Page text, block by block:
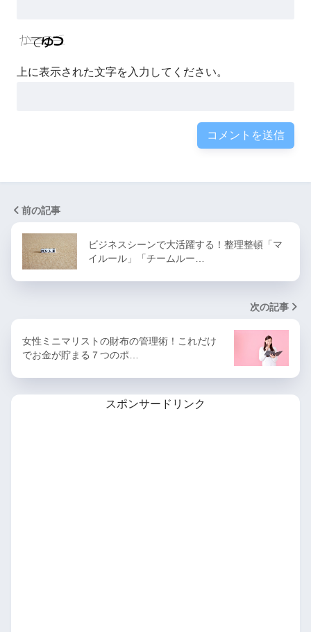
上に表示された文字を入力してください。
前の記事
ビジネスシーンで大活躍する！整理整頓「マ
イルール」「チームルー…
次の記事
女性ミニマリストの財布の管理術！これだけ
でお金が貯まる７つのポ…
スポンサードリンク